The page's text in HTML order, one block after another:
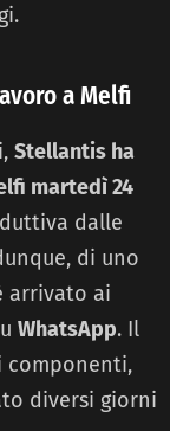
a Melfi
Stellantis ha
martedì 24
dalle
di uno
arrivato ai
WhatsApp. Il
componenti,
diversi giorni